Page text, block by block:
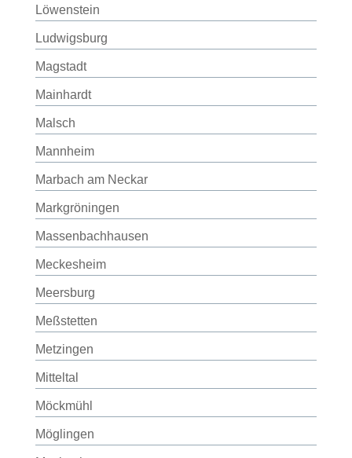
Löwenstein
Ludwigsburg
Magstadt
Mainhardt
Malsch
Mannheim
Marbach am Neckar
Markgröningen
Massenbachhausen
Meckesheim
Meersburg
Meßstetten
Metzingen
Mitteltal
Möckmühl
Möglingen